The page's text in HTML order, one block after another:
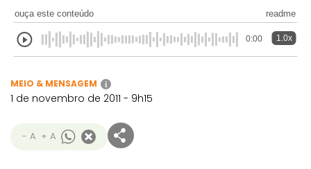
ouça este conteúdo readme
0:00 1.0x
MEIO & MENSAGEM i
1 de novembro de 2011 - 9h15
- A + A